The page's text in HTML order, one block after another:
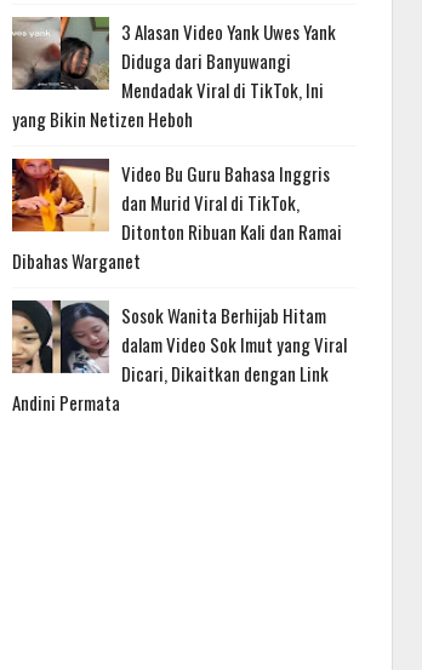
3 Alasan Video Yank Uwes Yank
Diduga dari Banyuwangi
Mendadak Viral di TikTok, Ini
yang Bikin Netizen Heboh
Video Bu Guru Bahasa Inggris
dan Murid Viral di TikTok,
Ditonton Ribuan Kali dan Ramai
Dibahas Warganet
Sosok Wanita Berhijab Hitam
dalam Video Sok Imut yang Viral
Dicari, Dikaitkan dengan Link
Andini Permata